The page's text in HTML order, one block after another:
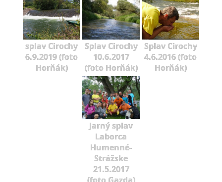
splav Cirochy
6.9.2019 (foto
Horňák)
Splav Cirochy
10.6.2017
(foto Horňák)
Splav Cirochy
4.6.2016 (foto
Horňák)
Jarný splav
Laborca
Humenné-
Strážske
21.5.2017